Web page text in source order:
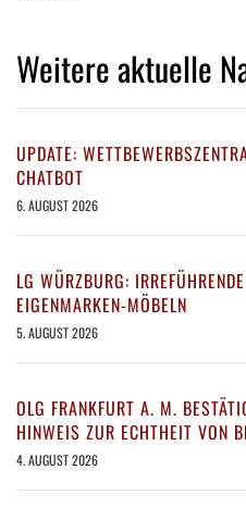
Weitere aktuelle
UPDATE:
CHATBOT
6. AUGUST 2026
LG WÜRZBURG:
EIGENMARKEN-MÖBELN
5. AUGUST 2026
OLG FRANKFURT A. M.
HINWEIS ZUR ECHTHEIT VON
4. AUGUST 2026